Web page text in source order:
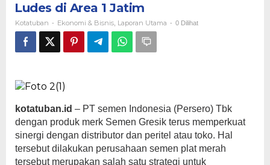
Ludes
di
Area
Ludes di Area 1 Jatim
Kotatuban - Ekonomi & Bisnis Laporan Utama - 0 Dilihat
kotatuban.id – PT semen Indonesia (Persero) Tbk
dengan produk merk Semen Gresik terus memperkuat
sinergi dengan distributor dan peritel atau toko. Hal
tersebut dilakukan perusahaan semen plat merah
tersebut merupakan salah satu strategi untuk